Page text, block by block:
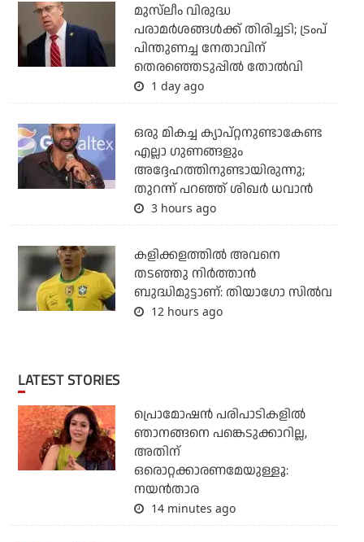
മുസ്‌ലീം വിരുദ്ധ
പരാമര്‍ശങ്ങള്‍ക്ക് തിരിച്ചടി; ട്രംപ്
പിന്തുണച്ച നേതാവിന്
തെരഞ്ഞെടുപ്പില്‍ തോല്‍വി
1 day ago
ഒരു മികച്ച ക്യാപ്റ്റനുണ്ടാകേണ്ട
എല്ലാ ഗുണങ്ങളും
അദ്ദേഹത്തിനുണ്ടായിരുന്നു;
തുറന്ന് പറഞ്ഞ് ശിഖര്‍ ധവാന്‍
3 hours ago
കളിക്കളത്തില്‍ അവനെ
തടഞ്ഞു നിര്‍ത്താന്‍
ബുദ്ധിമുട്ടാണ്: തിയാഗോ സില്‍വ
12 hours ago
LATEST STORIES
പ്രൊമോഷന്‍ പരിപാടികളില്‍
ഞാനങ്ങനെ പങ്കെടുക്കാറില്ല,
അതിന്
ഒരൊറ്റക്കാരണമേയുള്ളൂ:
നയന്‍താര
14 minutes ago